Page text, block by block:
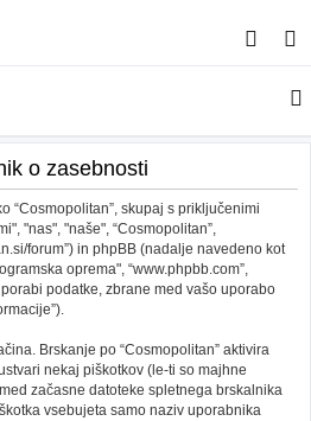
s
a
j
o zasebnosti
“Cosmopolitan”, skupaj s priključenimi
"nas", "naše", “Cosmopolitan”,
forum”) in phpBB (nadalje navedeno kot
oprema", “www.phpbb.com”,
podatke, zbrane med vašo uporabo
Brskanje po “Cosmopolitan” aktivira
nekaj piškotkov (le-ti so majhne
začasne datoteke spletnega brskalnika
vsebujeta samo naziv uporabnika